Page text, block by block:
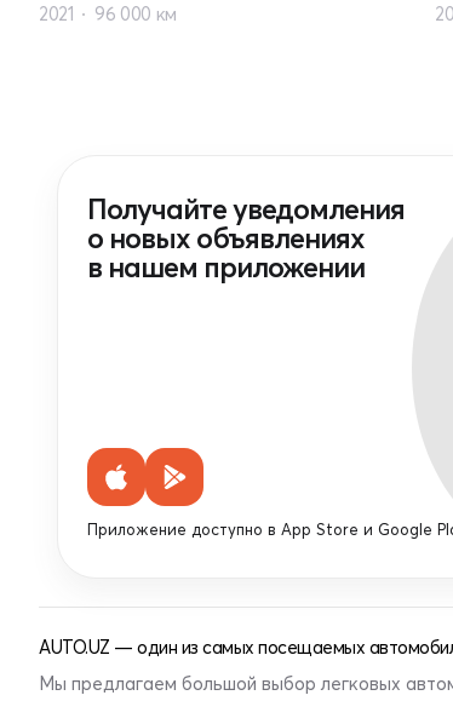
2021 96 000 км
Получайте уведомления
о новых объявлениях
в нашем приложении
Приложение доступно в App Store и Google
AUTO.UZ — один из самых посещаемых
Мы предлагаем большой выбор легковых